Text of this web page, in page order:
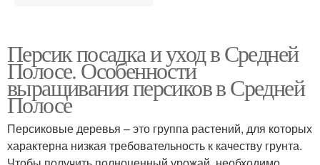
Персик посадка и уход в Средней
Полосе. Особенности
выращивания персиков в Средней
Полосе
Персиковые деревья – это группа растений, для которых
характерна низкая требовательность к качеству грунта.